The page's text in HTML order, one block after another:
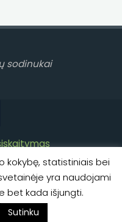
sodinukai
kokybę, statistiniais bei
yra naudojami
bet kada išjungti.
Sutinku